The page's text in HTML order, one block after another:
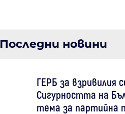
Последни новини
ГЕРБ за взривилия
Сигурността на
тема за партийна